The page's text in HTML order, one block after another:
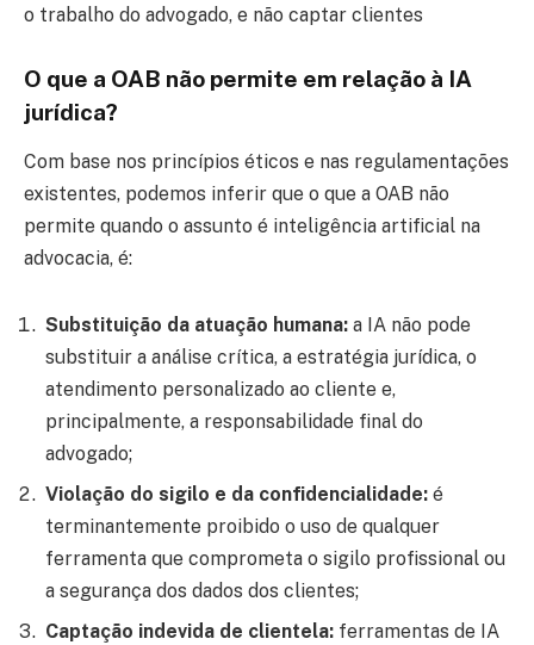
o trabalho do advogado, e não captar clientes
O que a OAB não permite em relação à IA
jurídica?
Com base nos princípios éticos e nas regulamentações
existentes, podemos inferir que o que a OAB não
permite quando o assunto é inteligência artificial na
advocacia, é:
Substituição da atuação humana: a IA não pode
substituir a análise crítica, a estratégia jurídica, o
atendimento personalizado ao cliente e,
principalmente, a responsabilidade final do
advogado;
Violação do sigilo e da confidencialidade: é
terminantemente proibido o uso de qualquer
ferramenta que comprometa o sigilo profissional ou
a segurança dos dados dos clientes;
Captação indevida de clientela: ferramentas de IA